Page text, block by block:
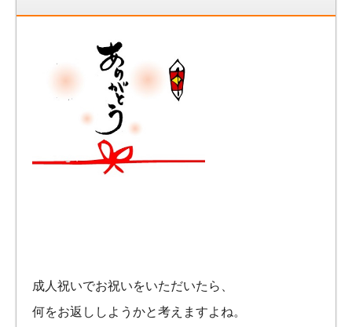
成人祝いでお祝いをいただいたら、
何をお返ししようかと考えますよね。